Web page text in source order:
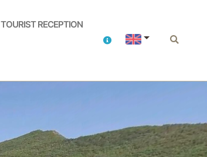
TOURIST RECEPTION
Contacts Search